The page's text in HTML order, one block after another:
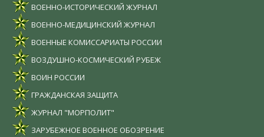
ВОЕННО-ИСТОРИЧЕСКИЙ ЖУРНАЛ
ВОЕННО-МЕДИЦИНСКИЙ ЖУРНАЛ
ВОЕННЫЕ КОМИССАРИАТЫ РОССИИ
ВОЗДУШНО-КОСМИЧЕСКИЙ РУБЕЖ
ВОИН РОССИИ
ГРАЖДАНСКАЯ ЗАЩИТА
ЖУРНАЛ "МОРПОЛИТ"
ЗАРУБЕЖНОЕ ВОЕННОЕ ОБОЗРЕНИЕ